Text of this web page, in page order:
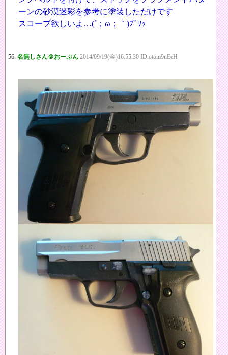
ーンの砂漠迷彩を参考に塗装しただけです
スコープ欲しいよ…(´；ω；｀)ﾌﾞﾜｯ
56: 名無しさん＠おーぷん 2014/09/19(金)16:55:30 ID:otom9nEeH